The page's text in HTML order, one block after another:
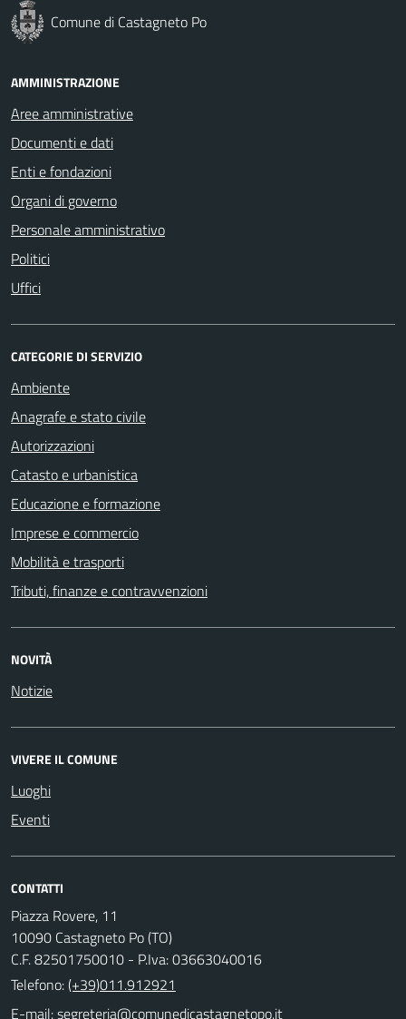
Comune di Castagneto Po
AMMINISTRAZIONE
Aree amministrative
Documenti e dati
Enti e fondazioni
Organi di governo
Personale amministrativo
Politici
Uffici
CATEGORIE DI SERVIZIO
Ambiente
Anagrafe e stato civile
Autorizzazioni
Catasto e urbanistica
Educazione e formazione
Imprese e commercio
Mobilità e trasporti
Tributi, finanze e contravvenzioni
NOVITÀ
Notizie
VIVERE IL COMUNE
Luoghi
Eventi
CONTATTI
Piazza Rovere, 11
10090 Castagneto Po (TO)
C.F. 82501750010 - P.Iva: 03663040016
Telefono:(+39)011.912921
E-mail: